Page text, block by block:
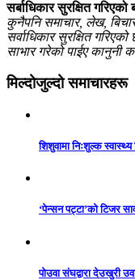
सर्बाधिकार सुरक्षित गरिएको
कुनैपनि समाचार, लेख,
सर्वाधिकार सुरक्षित
साभार गरेको पाईए कानुनी
मिल्दोजुल्दो समाचारहरू
शिशुवामा निःशुल्क स्वास्थ्य
‘पेन्सन पट्टा’को टिजर
पोउवा संघद्वारा देउखुरी